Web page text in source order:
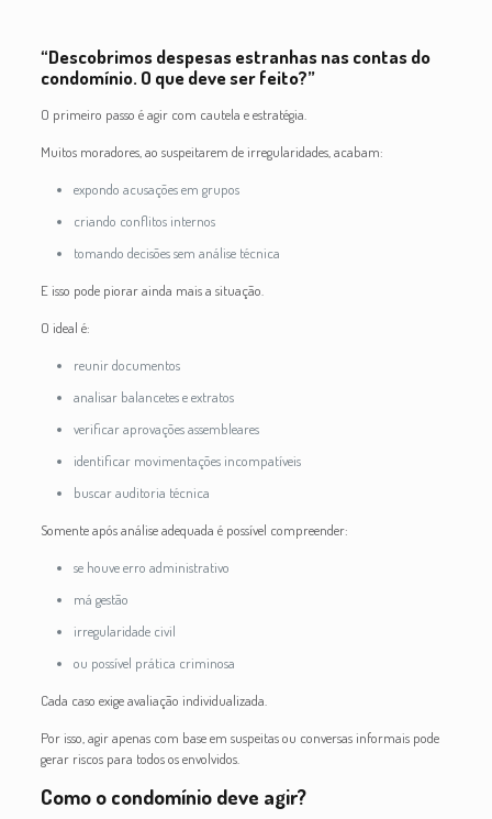
“Descobrimos despesas estranhas nas contas do
condomínio. O que deve ser feito?”
O primeiro passo é agir com cautela e estratégia.
Muitos moradores, ao suspeitarem de irregularidades, acabam:
expondo acusações em grupos
criando conflitos internos
tomando decisões sem análise técnica
E isso pode piorar ainda mais a situação.
O ideal é:
reunir documentos
analisar balancetes e extratos
verificar aprovações assembleares
identificar movimentações incompatíveis
buscar auditoria técnica
Somente após análise adequada é possível compreender:
se houve erro administrativo
má gestão
irregularidade civil
ou possível prática criminosa
Cada caso exige avaliação individualizada.
Por isso, agir apenas com base em suspeitas ou conversas informais pode
gerar riscos para todos os envolvidos.
Como o condomínio deve agir?